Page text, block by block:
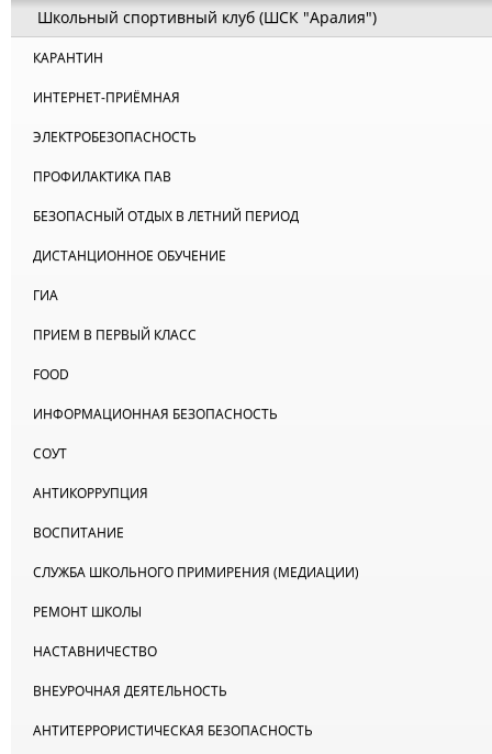
Школьный спортивный клуб (ШСК "Аралия")
КАРАНТИН
ИНТЕРНЕТ-ПРИЁМНАЯ
ЭЛЕКТРОБЕЗОПАСНОСТЬ
ПРОФИЛАКТИКА ПАВ
БЕЗОПАСНЫЙ ОТДЫХ В ЛЕТНИЙ ПЕРИОД
ДИСТАНЦИОННОЕ ОБУЧЕНИЕ
ГИА
ПРИЕМ В ПЕРВЫЙ КЛАСС
FOOD
ИНФОРМАЦИОННАЯ БЕЗОПАСНОСТЬ
СОУТ
АНТИКОРРУПЦИЯ
ВОСПИТАНИЕ
СЛУЖБА ШКОЛЬНОГО ПРИМИРЕНИЯ (МЕДИАЦИИ)
РЕМОНТ ШКОЛЫ
НАСТАВНИЧЕСТВО
ВНЕУРОЧНАЯ ДЕЯТЕЛЬНОСТЬ
АНТИТЕРРОРИСТИЧЕСКАЯ БЕЗОПАСНОСТЬ